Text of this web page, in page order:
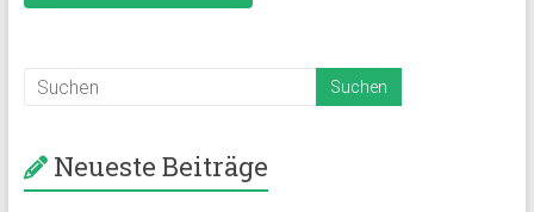
Neueste Beiträge